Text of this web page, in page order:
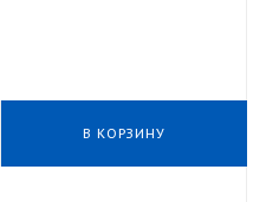
В КОРЗИНУ